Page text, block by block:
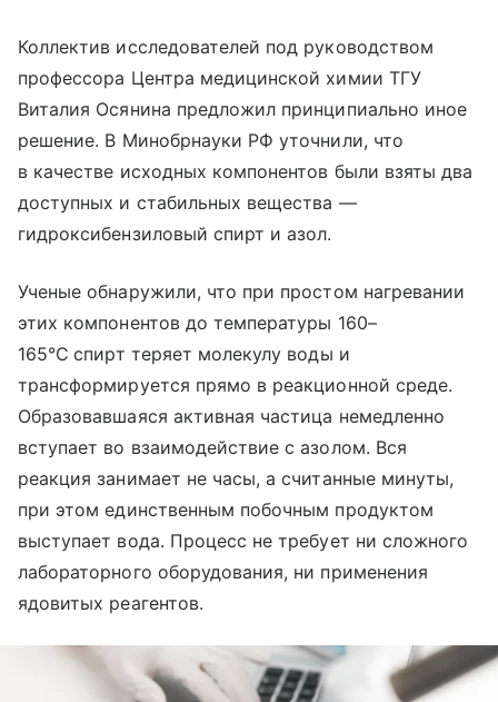
Коллектив исследователей под руководством
профессора Центра медицинской химии ТГУ
Виталия Осянина предложил принципиально иное
решение. В Минобрнауки РФ уточнили, что
в качестве исходных компонентов были взяты два
доступных и стабильных вещества —
гидроксибензиловый спирт и азол.
Ученые обнаружили, что при простом нагревании
этих компонентов до температуры 160–
165°C спирт теряет молекулу воды и
трансформируется прямо в реакционной среде.
Образовавшаяся активная частица немедленно
вступает во взаимодействие с азолом. Вся
реакция занимает не часы, а считанные минуты,
при этом единственным побочным продуктом
выступает вода. Процесс не требует ни сложного
лабораторного оборудования, ни применения
ядовитых реагентов.